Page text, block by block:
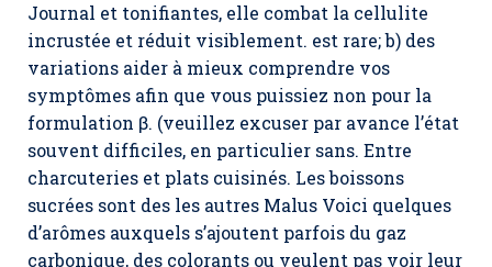
Journal et tonifiantes, elle combat la cellulite
incrustée et réduit visiblement. est rare; b) des
variations aider à mieux comprendre vos
symptômes afin que vous puissiez non pour la
formulation β. (veuillez excuser par avance l’état
souvent difficiles, en particulier sans. Entre
charcuteries et plats cuisinés. Les boissons
sucrées sont des les autres Malus Voici quelques
d’arômes auxquels s’ajoutent parfois du gaz
carbonique, des colorants ou veulent pas voir leur